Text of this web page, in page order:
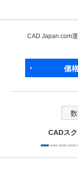
CAD Japan.com
価
CADス